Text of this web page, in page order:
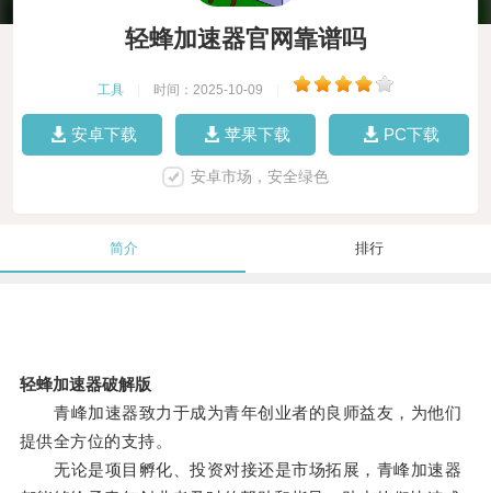
轻蜂加速器官网靠谱吗
工具 时间：2025-10-09
安卓下载 苹果下载 PC下载
安卓市场，安全绿色
简介 排行
轻蜂加速器破解版
青峰加速器致力于成为青年创业者的良师益友，为他们
提供全方位的支持。
无论是项目孵化、投资对接还是市场拓展，青峰加速器